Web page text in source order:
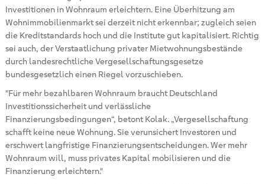
Investitionen in Wohnraum erleichtern. Eine Überhitzung am
Wohnimmobilienmarkt sei derzeit nicht erkennbar; zugleich seien
die Kreditstandards hoch und die Institute gut kapitalisiert. Richtig
sei auch, der Verstaatlichung privater Mietwohnungsbestände
durch landesrechtliche Vergesellschaftungsgesetze
bundesgesetzlich einen Riegel vorzuschieben.
"Für mehr bezahlbaren Wohnraum braucht Deutschland
Investitionssicherheit und verlässliche
Finanzierungsbedingungen“, betont Kolak. „Vergesellschaftung
schafft keine neue Wohnung. Sie verunsichert Investoren und
erschwert langfristige Finanzierungsentscheidungen. Wer mehr
Wohnraum will, muss privates Kapital mobilisieren und die
Finanzierung erleichtern."